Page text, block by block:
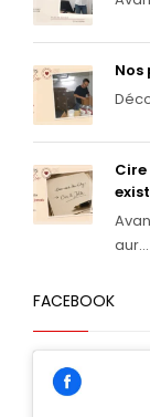
Nos
aur...
FACEBOOK